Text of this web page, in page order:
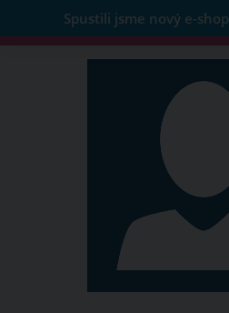
Spustili jsme nový e-shop